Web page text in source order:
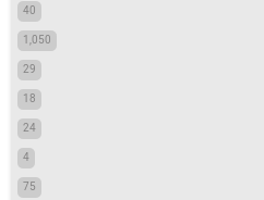
40
1,050
29
18
24
4
75